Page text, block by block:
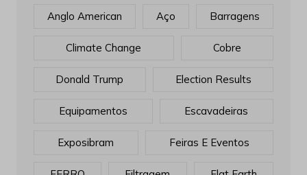
Anglo American Aço Barragens
Climate Change Cobre
Donald Trump Election Results
Equipamentos Escavadeiras
Exposibram Feiras E Eventos